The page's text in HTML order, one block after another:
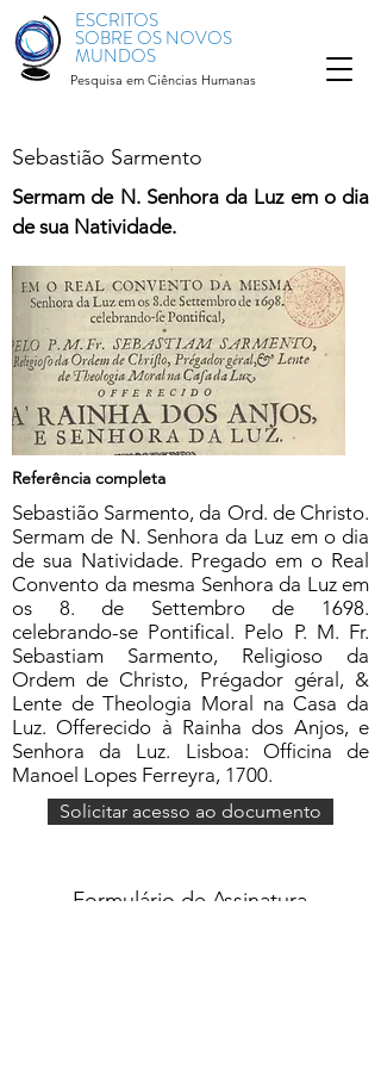
ESCRITOS
SOBRE OS NOVOS
MUNDOS
Pesquisa em Ciências Humanas
Sebastião Sarmento
Sermam de N. Senhora da Luz em o dia
de sua Natividade.
Referência completa
Sebastião Sarmento, da Ord. de Christo.
Sermam de N. Senhora da Luz em o dia
de sua Natividade. Pregado em o Real
Convento da mesma Senhora da Luz em
os 8. de Settembro de 1698.
celebrando-se Pontifical. Pelo P. M. Fr.
Sebastiam Sarmento, Religioso da
Ordem de Christo, Prégador géral, &
Lente de Theologia Moral na Casa da
Luz. Offerecido à Rainha dos Anjos, e
Senhora da Luz. Lisboa: Officina de
Manoel Lopes Ferreyra, 1700.
Solicitar acesso ao documento
Formulário de Assinatura